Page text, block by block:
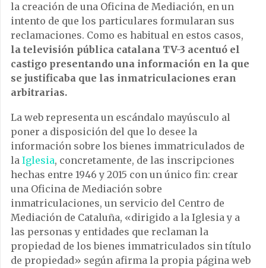
la creación de una Oficina de Mediación, en un
intento de que los particulares formularan sus
reclamaciones. Como es habitual en estos casos,
la televisión pública catalana TV-3 acentuó el
castigo presentando una información en la que
se justificaba que las inmatriculaciones eran
arbitrarias.
La web representa un escándalo mayúsculo al
poner a disposición del que lo desee la
información sobre los bienes immatriculados de
la Iglesia, concretamente, de las inscripciones
hechas entre 1946 y 2015 con un único fin: crear
una Oficina de Mediación sobre
inmatriculaciones, un servicio del Centro de
Mediación de Cataluña, «dirigido a la Iglesia y a
las personas y entidades que reclaman la
propiedad de los bienes immatriculados sin título
de propiedad» según afirma la propia página web